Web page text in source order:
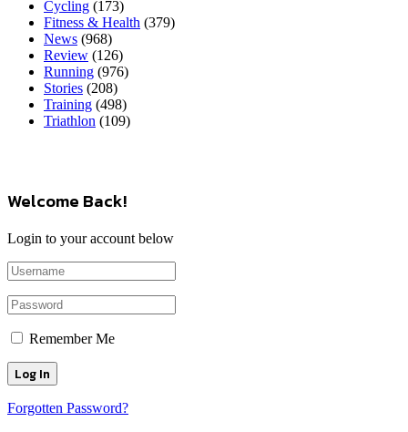
Cycling (173)
Fitness & Health (379)
News (968)
Review (126)
Running (976)
Stories (208)
Training (498)
Triathlon (109)
Welcome Back!
Login to your account below
Remember Me
Forgotten Password?